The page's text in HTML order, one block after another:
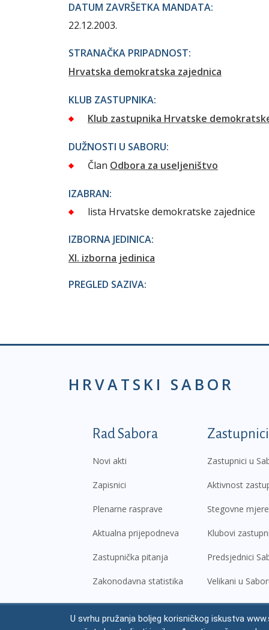
DATUM ZAVRŠETKA MANDATA:
22.12.2003.
STRANAČKA PRIPADNOST:
Hrvatska demokratska zajednica
KLUB ZASTUPNIKA:
Klub zastupnika Hrvatske
DUŽNOSTI U SABORU:
Član Odbora za useljeništvo
IZABRAN:
lista Hrvatske demokratske zajednice
IZBORNA JEDINICA:
XI. izborna jedinica
PREGLED SAZIVA:
HRVATSKI SABOR
Podnožje prvi izbornik
Rad Sabora
Novi akti
Zapisnici
Plenarne rasprave
Aktualna prijepodneva
Zastupnička pitanja
Zakonodavna statistika
Zastupnici
Zastupnici u
Aktivnost
Stegovne mjere
Klubovi
Predsjednici
Velikani u
U svrhu pružanja boljeg korisničkog iskustva